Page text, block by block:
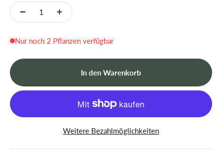
Nur noch 2 Pflanzen verfügbar
In den Warenkorb
Weitere Bezahlmöglichkeiten